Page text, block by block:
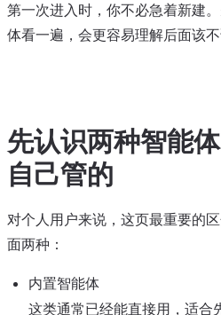
第一次进入时，你不必急着新建
体看一遍，会更容易理解后面该不
先认识两种智能
自己管的
对个人用户来说，这页最重要的
面两种：
内置智能体
这类通常已经能直接用，适合